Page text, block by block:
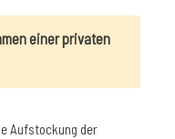
einer privaten
Aufstockung der